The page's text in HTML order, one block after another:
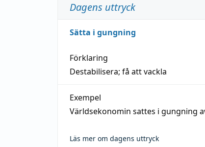
Dagens uttryck
Sätta i gungning
Förklaring
Destabilisera; få att vackla
Exempel
Världsekonomin sattes i gungning
Läs mer om dagens uttryck